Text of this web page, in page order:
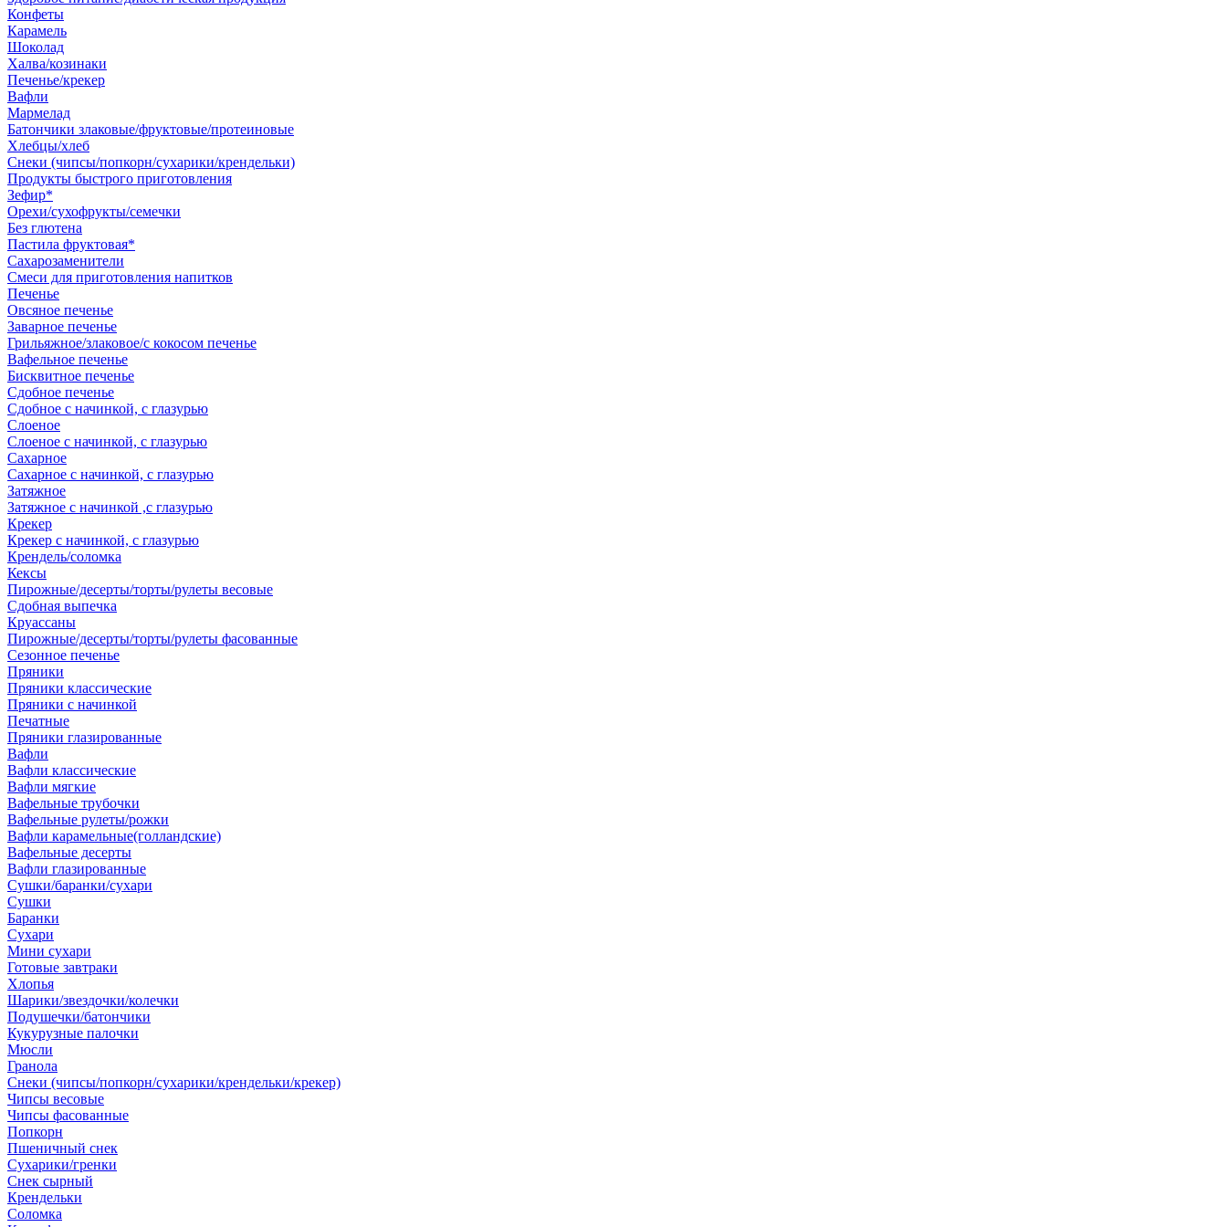
Конфеты
Карамель
Шоколад
Халва/козинаки
Печенье/крекер
Вафли
Мармелад
Батончики злаковые/фруктовые/протеиновые
Хлебцы/хлеб
Снеки (чипсы/попкорн/сухарики/крендельки)
Продукты быстрого приготовления
Зефир*
Орехи/сухофрукты/семечки
Без глютена
Пастила фруктовая*
Сахарозаменители
Смеси для приготовления напитков
Печенье
Овсяное печенье
Заварное печенье
Грильяжное/злаковое/с кокосом печенье
Вафельное печенье
Бисквитное печенье
Сдобное печенье
Сдобное с начинкой, с глазурью
Слоеное
Слоеное с начинкой, с глазурью
Сахарное
Сахарное с начинкой, с глазурью
Затяжное
Затяжное с начинкой ,с глазурью
Крекер
Крекер с начинкой, с глазурью
Крендель/соломка
Кексы
Пирожные/десерты/торты/рулеты весовые
Сдобная выпечка
Круассаны
Пирожные/десерты/торты/рулеты фасованные
Сезонное печенье
Пряники
Пряники классические
Пряники с начинкой
Печатные
Пряники глазированные
Вафли
Вафли классические
Вафли мягкие
Вафельные трубочки
Вафельные рулеты/рожки
Вафли карамельные(голландские)
Вафельные десерты
Вафли глазированные
Сушки/баранки/сухари
Сушки
Баранки
Сухари
Мини сухари
Готовые завтраки
Хлопья
Шарики/звездочки/колечки
Подушечки/батончики
Кукурузные палочки
Мюсли
Гранола
Снеки (чипсы/попкорн/сухарики/крендельки/крекер)
Чипсы весовые
Чипсы фасованные
Попкорн
Пшеничный снек
Сухарики/гренки
Снек сырный
Крендельки
Соломка